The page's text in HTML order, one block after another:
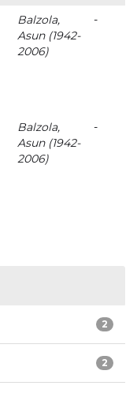
Balzola,
Asun (1942-
2006)
-
Balzola,
Asun (1942-
2006)
-
2
2